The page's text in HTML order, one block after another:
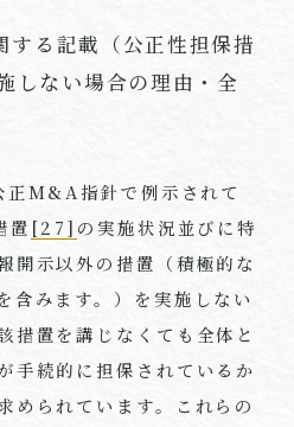
る記載（公正性担保措
しない場合の理由・全
正M&A指針で例示されて
置 [27] の実施状況並びに特
開示以外の措置（積極的な
含みます。）を実施しない
措置を講じなくても全体と
手続的に担保されているか
められています。これらの